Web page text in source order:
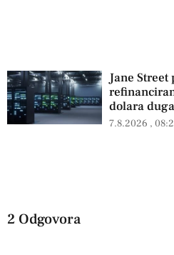
Jane
dolara duga
7.8.2026
2 Odgovora